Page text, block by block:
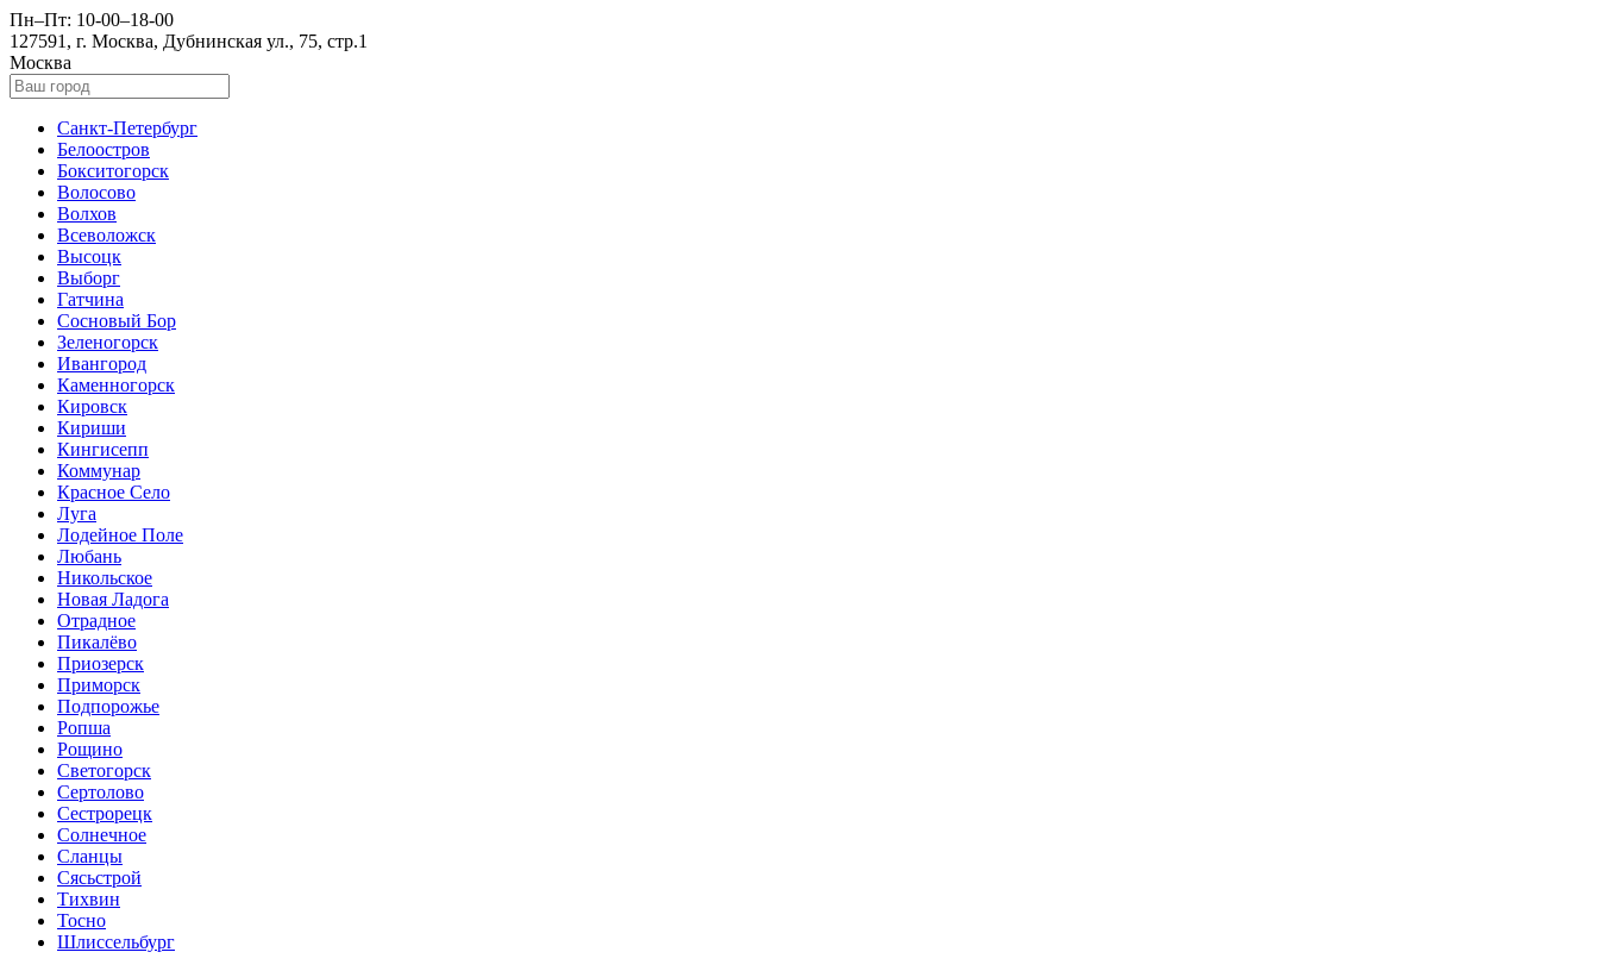
Пн–Пт: 10-00–18-00
127591, г. Москва, Дубнинская ул., 75, стр.1
Москва
Санкт-Петербург
Белоостров
Бокситогорск
Волосово
Волхов
Всеволожск
Высоцк
Выборг
Гатчина
Сосновый Бор
Зеленогорск
Ивангород
Каменногорск
Кировск
Кириши
Кингисепп
Коммунар
Красное Село
Луга
Лодейное Поле
Любань
Никольское
Новая Ладога
Отрадное
Пикалёво
Приозерск
Приморск
Подпорожье
Ропша
Рощино
Светогорск
Сертолово
Сестрорецк
Солнечное
Сланцы
Сясьстрой
Тихвин
Тосно
Шлиссельбург